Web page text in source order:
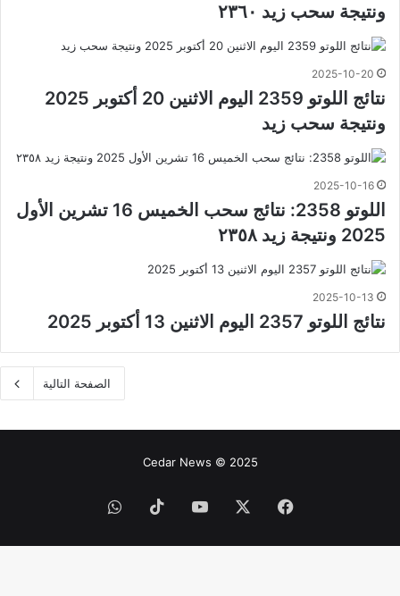
ونتيجة سحب زيد ٢٣٦٠
2025-10-20
نتائج اللوتو 2359 اليوم الاثنين 20 أكتوبر 2025
ونتيجة سحب زيد
2025-10-16
اللوتو 2358: نتائج سحب الخميس 16 تشرين الأول
2025 ونتيجة زيد ٢٣٥٨
2025-10-13
نتائج اللوتو 2357 اليوم الاثنين 13 أكتوبر 2025
الصفحة التالية
Cedar News © 2025
فيسبوك ‫YouTube
‫TikTokواتساب